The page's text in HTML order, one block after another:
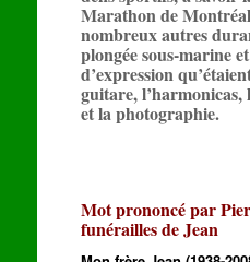
Marathon de
nombreux autres
plongée sous-marine
d’expression
guitare, l’harmonicas,
et la photographie.
Mot prononcé par
funérailles de Jean